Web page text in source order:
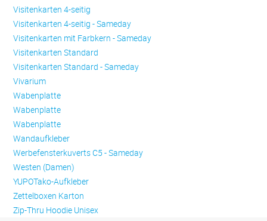
Visitenkarten 4-seitig
Visitenkarten 4-seitig - Sameday
Visitenkarten mit Farbkern - Sameday
Visitenkarten Standard
Visitenkarten Standard - Sameday
Vivarium
Wabenplatte
Wabenplatte
Wabenplatte
Wandaufkleber
Werbefensterkuverts C5 - Sameday
Westen (Damen)
YUPOTako-Aufkleber
Zettelboxen Karton
Zip-Thru Hoodie Unisex